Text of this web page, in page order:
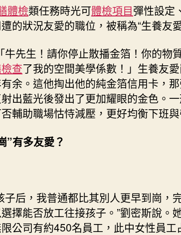
均
衡
下
與
帶
娃
秀
傳
醫
體檢類任務時光可體檢項目彈性設定
的狀況友愛的職位，被稱為“生養友
牛先生！請你停止散播金箔！你的物
查了我的空間美學係數！」生養友愛
余。這他掏出他的純金箔信用卡，
出藍光後發出了更加耀眼的金色。
輔助職場怙恃減壓，更好均衡下班與
”有多友愛？
子后，我普通都比其別人更早到崗，
擇能否放工往接孩子。”劉密斯說。
公司有約450名員工，此中女性員工